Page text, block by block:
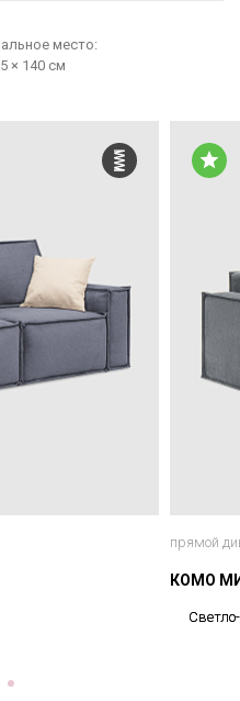
место:
× 140 см
прямой
КОМО